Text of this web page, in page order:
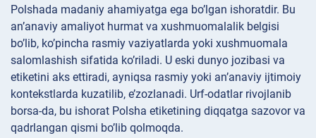
Polshada madaniy ahamiyatga ega bo’lgan ishoratdir. Bu
an’anaviy amaliyot hurmat va xushmuomalalik belgisi
bo’lib, ko’pincha rasmiy vaziyatlarda yoki xushmuomala
salomlashish sifatida ko’riladi. U eski dunyo jozibasi va
etiketini aks ettiradi, ayniqsa rasmiy yoki an’anaviy ijtimoiy
kontekstlarda kuzatilib, e’zozlanadi. Urf-odatlar rivojlanib
borsa-da, bu ishorat Polsha etiketining diqqatga sazovor va
qadrlangan qismi bo’lib qolmoqda.